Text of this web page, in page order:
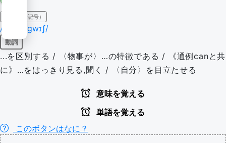
IPA（発音記号）
/dɪˈstɪŋɡwɪʃ/
動詞
...を区別する / 〈物事が〉…の特徴である / 《通例canと共
に》…をはっきり見る,聞く / 〈自分〉を目立たせる
意味を覚える
単語を覚える
このボタンはなに？